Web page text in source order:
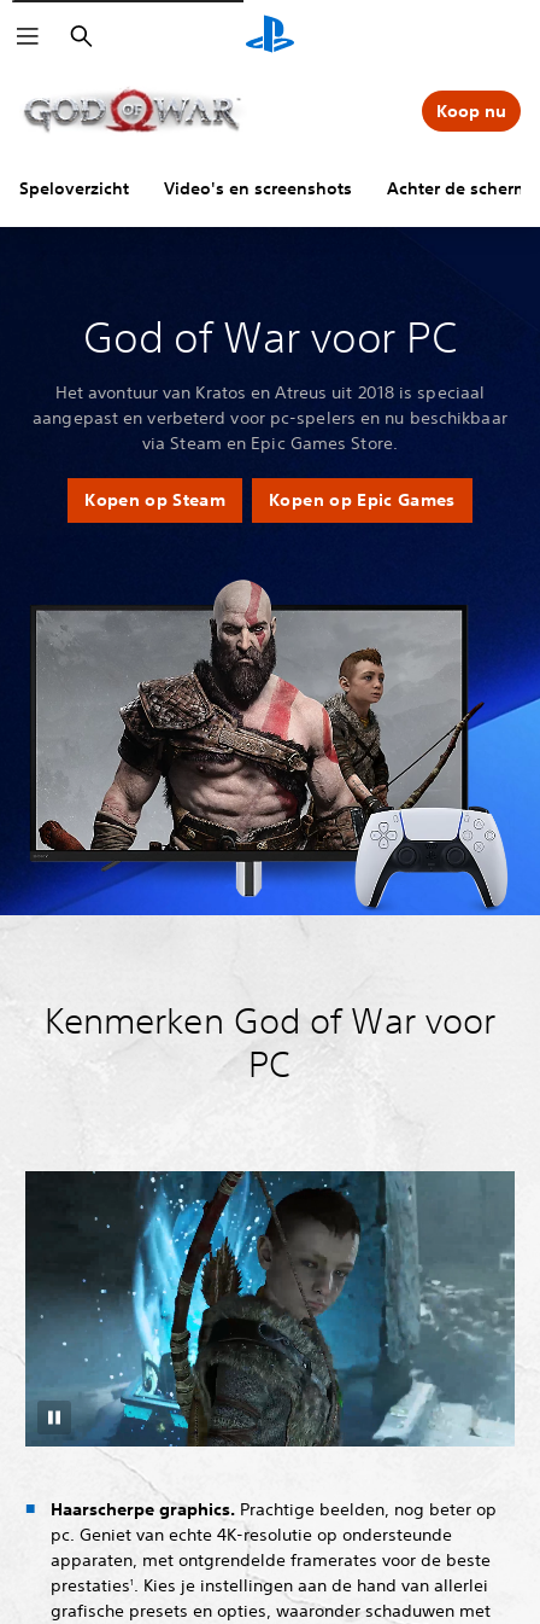
Zoeken
Speloverzicht Video's en screenshots Achter de
Koop nu
God of War voor PC
Het avontuur van Kratos en Atreus uit 2018 is speciaal
aangepast en verbeterd voor pc-spelers en nu beschikbaar
via Steam en Epic Games Store.
Kopen op Steam Kopen op Epic Games
Kenmerken God of War voor
PC
Haarscherpe graphics. Prachtige beelden, nog beter op
pc. Geniet van echte 4K-resolutie op ondersteunde
apparaten, met ontgrendelde framerates voor de beste
prestaties1 . Kies je instellingen aan de hand van allerlei
grafische presets en opties, waaronder schaduwen met